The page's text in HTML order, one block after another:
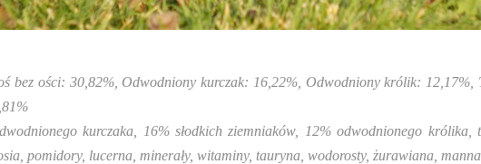
bez ości: 30,82%, Odwodniony kurczak: 16,22%, Odwodniony królik: 12,17%,
kurczaka, 16% słodkich ziemniaków, 12% odwodnionego królika,
pomidory, lucerna, minerały, witaminy, tauryna, wodorosty, żurawiana,